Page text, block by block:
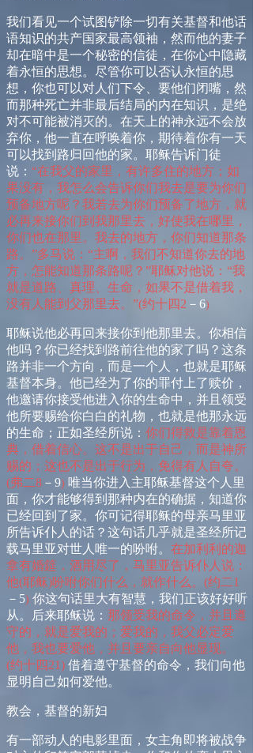
我们看见一个试图铲除一切有关基督和他话
语知识的共产国家最高领袖，然而他的妻子
却在暗中是一个秘密的信徒，在你心中隐藏
着永恒的思想。尽管你可以否认永恒的思
想，你也可以对人们下令、要他们闭嘴，然
而那种死亡并非最后结局的内在知识，是绝
对不可能被消灭的。在天上的神永远不会放
弃你，他一直在呼唤着你，期待着你有一天
可以找到路归回他的家。耶稣告诉门徒
说： “在我父的家里，有许多住的地方；如
果没有，我怎么会告诉你们我去是要为你们
预备地方呢？我若去为你们预备了地方，就
必再来接你们到我那里去，好使我在哪里，
你们也在那里。我去的地方，你们知道那条
路。 ”多马说： “主啊，我们不知道你去的地
方，怎能知道那条路呢？ ”耶稣对他说： “我
就是道路、真理、生命，如果不是借着我，
没有人能到父那里去。 ”(约十四2 － 6)
耶稣说他必再回来接你到他那里去。你相信
他吗？你已经找到路前往他的家了吗？这条
路并非一个方向，而是一个人，也就是耶稣
基督本身。他已经为了你的罪付上了赎价，
他邀请你接受他进入你的生命中，并且领受
他所要赐给你白白的礼物，也就是他那永远
的生命；正如圣经所说： 你们得救是靠着恩
典，借着信心。这不是出于自己，而是神所
赐的；这也不是出于行为，免得有人自夸。
(弗二8 － 9) 唯当你进入主耶稣基督这个人里
面，你才能够得到那种内在的确据，知道你
已经回到了家。你可记得耶稣的母亲马里亚
所告诉仆人的话？这句话几乎就是圣经所记
载马里亚对世人唯一的吩咐。 在加利利的迦
拿有婚筵，酒用尽了，马里亚告诉仆人说：
他(耶稣)吩咐你们什么，就作什么。 (约二1
－ 5) 你这句话里大有智慧，我们正该好好听
从。后来耶稣说： 那领受我的命令，并且遵
守的，就是爱我的；爱我的，我父必定爱
他，我也要爱他，并且要亲自向他显现。
(约十四21) 借着遵守基督的命令，我们向他
显明自己如何爱他。
教会，基督的新妇
有一部动人的电影里面，女主角即将被战争